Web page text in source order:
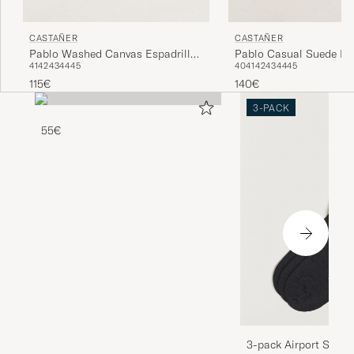
CASTAÑER
Pablo Washed Canvas Espadrilles
Sand
4142434445
115€
CASTAÑER
Pablo Casual Suede
Cuero
404142434445
140€
55€
3-PACK
3-pack Airport